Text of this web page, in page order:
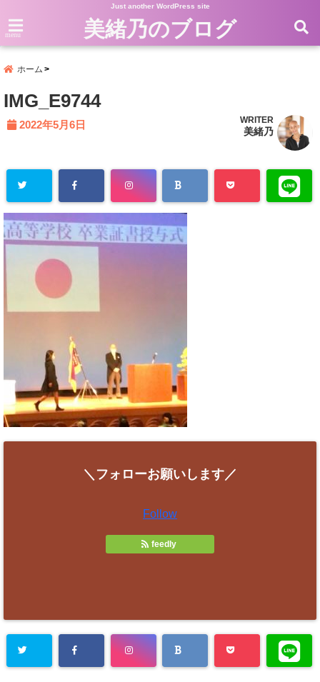
Just another WordPress site
menu 美緒乃のブログ
ホーム
IMG_E9744
2022年5月6日 WRITER
美緒乃
＼フォローお願いします／
Follow
feedly